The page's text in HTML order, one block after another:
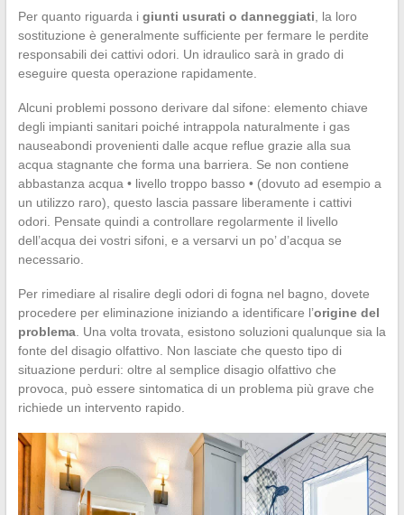
Per quanto riguarda i giunti usurati o danneggiati, la loro
sostituzione è generalmente sufficiente per fermare le perdite
responsabili dei cattivi odori. Un idraulico sarà in grado di
eseguire questa operazione rapidamente.
Alcuni problemi possono derivare dal sifone: elemento chiave
degli impianti sanitari poiché intrappola naturalmente i gas
nauseabondi provenienti dalle acque reflue grazie alla sua
acqua stagnante che forma una barriera. Se non contiene
abbastanza acqua • livello troppo basso • (dovuto ad esempio a
un utilizzo raro), questo lascia passare liberamente i cattivi
odori. Pensate quindi a controllare regolarmente il livello
dell’acqua dei vostri sifoni, e a versarvi un po’ d’acqua se
necessario.
Per rimediare al risalire degli odori di fogna nel bagno, dovete
procedere per eliminazione iniziando a identificare l’origine del
problema. Una volta trovata, esistono soluzioni qualunque sia la
fonte del disagio olfattivo. Non lasciate che questo tipo di
situazione perduri: oltre al semplice disagio olfattivo che
provoca, può essere sintomatica di un problema più grave che
richiede un intervento rapido.